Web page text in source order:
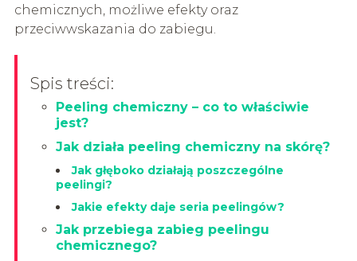
chemicznych, możliwe efekty oraz
przeciwwskazania do zabiegu.
Spis treści:
Peeling chemiczny – co to właściwie
jest?
Jak działa peeling chemiczny na skórę?
Jak głęboko działają poszczególne
peelingi?
Jakie efekty daje seria peelingów?
Jak przebiega zabieg peelingu
chemicznego?